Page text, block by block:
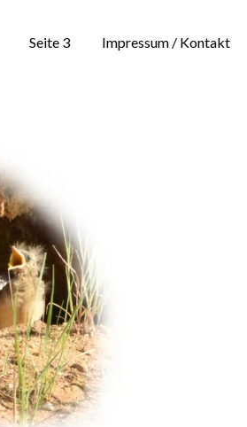
Seite 3 Impressum / Kontakt